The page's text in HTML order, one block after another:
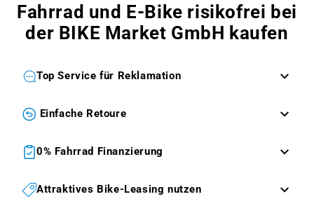
Fahrrad und E-Bike risikofrei bei
der BIKE Market GmbH kaufen
Top Service für Reklamation
Einfache Retoure
0% Fahrrad Finanzierung
Attraktives Bike-Leasing nutzen